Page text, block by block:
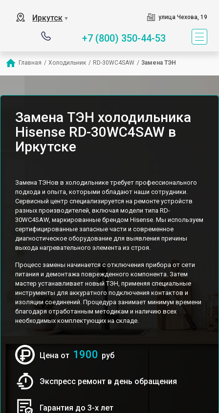
Иркутск ▼ улица Чехова, 19
+7 (800) 350-44-53
Главная / Холодильник / RD-30WC4SAW / Замена ТЭН
Замена ТЭН холодильника
Hisense RD-30WC4SAW в
Иркутске
Замена ТЭНов в холодильнике требует профессионального
подхода и опыта, которыми обладают наши сотрудники.
Сервисный центр специализируется на ремонте устройств
разных производителей, включая модели типа RD-
30WC4SAW, маркированные брендом Hisense. Мы используем
сертифицированные запасные части и современное
диагностическое оборудование для выявления причины
выхода нагревательного элемента из строя.
Процесс замены начинается с отключения прибора от сети
питания и демонтажа поврежденного компонента. Затем
мастер устанавливает новый ТЭН, применяя специальные
инструменты для аккуратного подключения контактов и
изоляции соединений. Процедура занимает минимум времени
благодаря отработанным методикам и наличию всех
необходимых комплектующих на складе.
Цена от 1900 руб
Экспресс ремонт в день обращения
Гарантия до 3-х лет